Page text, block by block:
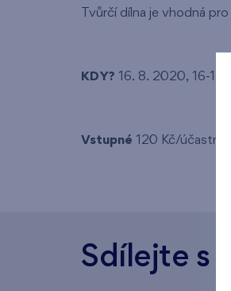
Tvůrčí dílna je vhodná
KDY? 16. 8. 2020, 16-
Vstupné 120 Kč/účastník
Sdílejte s